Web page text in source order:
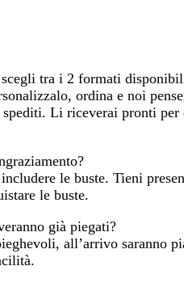
tra i 2 formati
ordina e noi
Li riceverai pronti
le buste. Tieni
le buste.
già piegati?
all’arrivo saranno